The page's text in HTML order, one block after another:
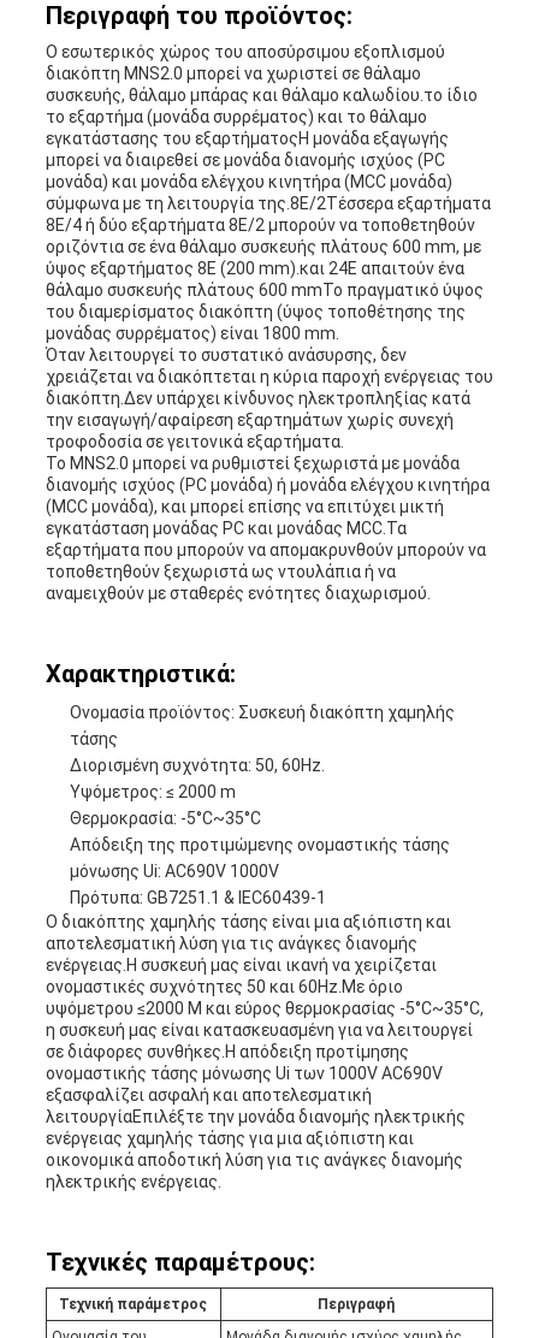
Περιγραφή του προϊόντος:
Ο εσωτερικός χώρος του αποσύρσιμου εξοπλισμού
διακόπτη MNS2.0 μπορεί να χωριστεί σε θάλαμο
συσκευής, θάλαμο μπάρας και θάλαμο καλωδίου.το ίδιο
το εξαρτήμα (μονάδα συρρέματος) και το θάλαμο
εγκατάστασης του εξαρτήματοςΗ μονάδα εξαγωγής
μπορεί να διαιρεθεί σε μονάδα διανομής ισχύος (PC
μονάδα) και μονάδα ελέγχου κινητήρα (MCC μονάδα)
σύμφωνα με τη λειτουργία της.8Ε/2Τέσσερα εξαρτήματα
8E/4 ή δύο εξαρτήματα 8E/2 μπορούν να τοποθετηθούν
οριζόντια σε ένα θάλαμο συσκευής πλάτους 600 mm, με
ύψος εξαρτήματος 8E (200 mm).και 24Ε απαιτούν ένα
θάλαμο συσκευής πλάτους 600 mmΤο πραγματικό ύψος
του διαμερίσματος διακόπτη (ύψος τοποθέτησης της
μονάδας συρρέματος) είναι 1800 mm.
Όταν λειτουργεί το συστατικό ανάσυρσης, δεν
χρειάζεται να διακόπτεται η κύρια παροχή ενέργειας του
διακόπτη.Δεν υπάρχει κίνδυνος ηλεκτροπληξίας κατά
την εισαγωγή/αφαίρεση εξαρτημάτων χωρίς συνεχή
τροφοδοσία σε γειτονικά εξαρτήματα.
Το MNS2.0 μπορεί να ρυθμιστεί ξεχωριστά με μονάδα
διανομής ισχύος (PC μονάδα) ή μονάδα ελέγχου κινητήρα
(MCC μονάδα), και μπορεί επίσης να επιτύχει μικτή
εγκατάσταση μονάδας PC και μονάδας MCC.Τα
εξαρτήματα που μπορούν να απομακρυνθούν μπορούν να
τοποθετηθούν ξεχωριστά ως ντουλάπια ή να
αναμειχθούν με σταθερές ενότητες διαχωρισμού.
Χαρακτηριστικά:
Ονομασία προϊόντος: Συσκευή διακόπτη χαμηλής
τάσης
Διορισμένη συχνότητα: 50, 60Hz.
Υψόμετρος: ≤ 2000 m
Θερμοκρασία: -5°C~35°C
Απόδειξη της προτιμώμενης ονομαστικής τάσης
μόνωσης Ui: AC690V 1000V
Πρότυπα: GB7251.1 & IEC60439-1
Ο διακόπτης χαμηλής τάσης είναι μια αξιόπιστη και
αποτελεσματική λύση για τις ανάγκες διανομής
ενέργειας.Η συσκευή μας είναι ικανή να χειρίζεται
ονομαστικές συχνότητες 50 και 60Hz.Με όριο
υψόμετρου ≤2000 M και εύρος θερμοκρασίας -5°C~35°C,
η συσκευή μας είναι κατασκευασμένη για να λειτουργεί
σε διάφορες συνθήκες.Η απόδειξη προτίμησης
ονομαστικής τάσης μόνωσης Ui των 1000V AC690V
εξασφαλίζει ασφαλή και αποτελεσματική
λειτουργίαΕπιλέξτε την μονάδα διανομής ηλεκτρικής
ενέργειας χαμηλής τάσης για μια αξιόπιστη και
οικονομικά αποδοτική λύση για τις ανάγκες διανομής
ηλεκτρικής ενέργειας.
Τεχνικές παραμέτρους:
Τεχνική παράμετρος
Περιγραφή